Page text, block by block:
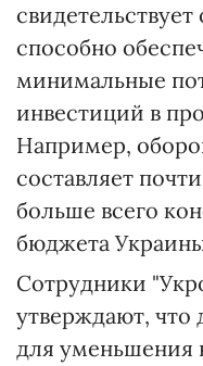
способно
минимальные
инвестиций в
Например,
составляет
больше всего
бюджета
Сотрудники
утверждают, что
для уменьшения